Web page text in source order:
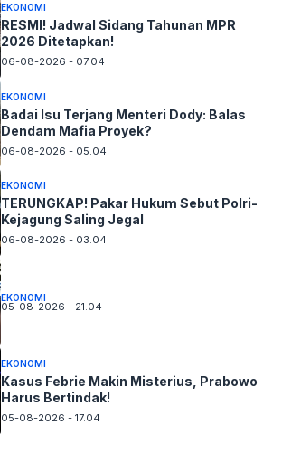
EKONOMI
RESMI! Jadwal Sidang Tahunan MPR
2026 Ditetapkan!
06-08-2026 - 07.04
EKONOMI
Badai Isu Terjang Menteri Dody: Balas
Dendam Mafia Proyek?
06-08-2026 - 05.04
EKONOMI
TERUNGKAP! Pakar Hukum Sebut Polri-
Kejagung Saling Jegal
06-08-2026 - 03.04
EKONOMI
05-08-2026 - 21.04
EKONOMI
Kasus Febrie Makin Misterius, Prabowo
Harus Bertindak!
05-08-2026 - 17.04